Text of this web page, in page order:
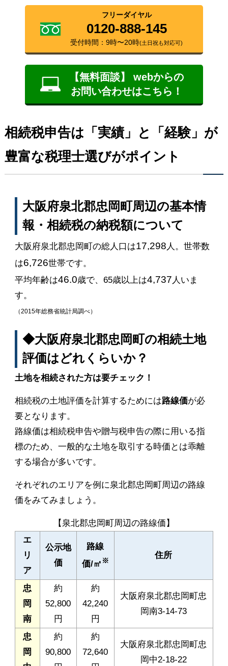
フリーダイヤル
0120-888-145
受付時間：9時〜20時(土日祝も対応可)
【無料面談】 webからの
お問い合わせはこちら！
相続税申告は「実績」と「経験」が
豊富な税理士選びがポイント
大阪府泉北郡忠岡町周辺の基本情
報・相続税の納税額について
大阪府泉北郡忠岡町の総人口は17,298 人。世帯数
は6,726世帯です。
平均年齢は46.0歳で、65歳以上は4,737 人いま
す。
（2015年総務省統計局調べ）
◆大阪府泉北郡忠岡町の相続土地
評価はどれくらいか？
土地を相続された方は要チェック！
相続税の土地評価を計算するためには路線価が必
要となります。
路線価は相続税申告や贈与税申告の際に用いる指
標のため、一般的な土地を取引する時価とは乖離
する場合が多いです。
それぞれのエリアを例に泉北郡忠岡町周辺の路線
価をみてみましょう。
【泉北郡忠岡町周辺の路線価】
エ
リ
ア
公示地
価
路線
価/㎡ ※
住所
忠
岡
南
約
52,800
円
約
42,240
円
大阪府泉北郡忠岡町忠
岡南3-14-73
忠
岡
約
90,800
約
72,640
大阪府泉北郡忠岡町忠
岡中2-18-22